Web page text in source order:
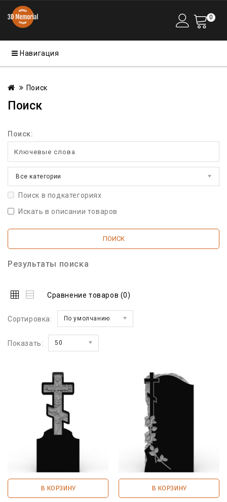
0
Навигация
Поиск
Поиск
Поиск:
Все категории
Поиск в подкатегориях
Искать в описании товаров
Результаты поиска
Сравнение товаров (0)
Сортировка: По умолчанию
Показать: 50
В КОРЗИНУ В КОРЗИНУ